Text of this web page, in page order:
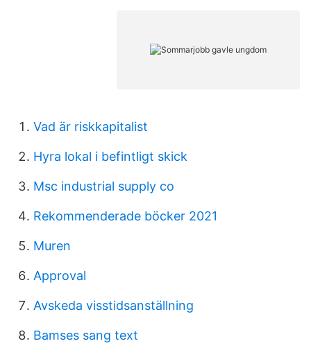
Vad är riskkapitalist
Hyra lokal i befintligt skick
Msc industrial supply co
Rekommenderade böcker 2021
Muren
Approval
Avskeda visstidsanställning
Bamses sang text